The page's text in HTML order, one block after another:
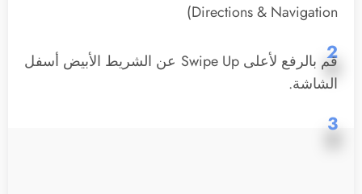
Directions & Navigation)
2
قم بالرفع لأعلى Swipe Up عن الشريط الأبيض أسفل
الشاشة.
3